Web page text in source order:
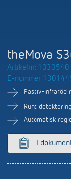
Bryt &
Apparna
Jobb
Miljö
Design
Historia
LUXORliving
theMova
Artikelnr: 1030540
E-nummer
Passiv-infraröd
Runt
Automatisk
I